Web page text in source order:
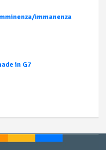
immanenza
in G7